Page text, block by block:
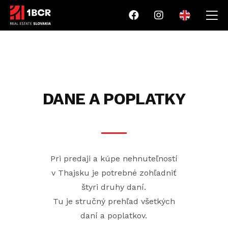
DANE A POPLATKY
Pri predaji a kúpe nehnuteľností
v Thajsku je potrebné zohľadniť
štyri druhy daní.
Tu je stručný prehľad všetkých
daní a poplatkov.